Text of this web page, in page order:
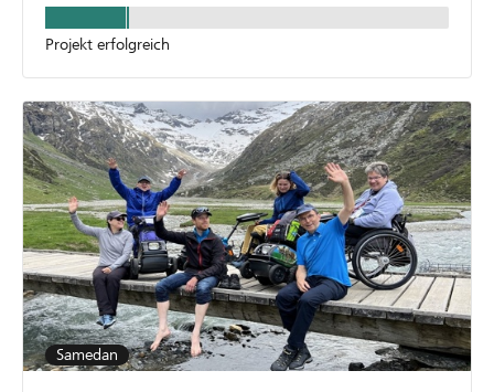
Projekt erfolgreich
Samedan